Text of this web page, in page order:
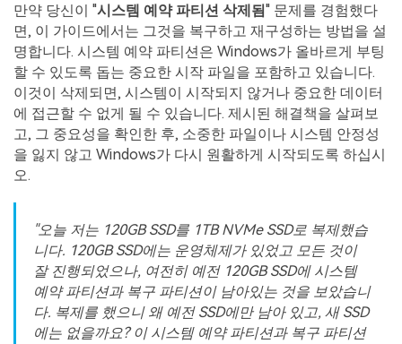
무료 체험
기타 프로그램
Repairit - 데이터 복구
모든 기능 확인하기
만약 당신이 "시스템 예약 파티션 삭제됨" 문제를 경험했다
면, 이 가이드에서는 그것을 복구하고 재구성하는 방법을 설
명합니다. 시스템 예약 파티션은 Windows가 올바르게 부팅
할 수 있도록 돕는 중요한 시작 파일을 포함하고 있습니다.
이것이 삭제되면, 시스템이 시작되지 않거나 중요한 데이터
에 접근할 수 없게 될 수 있습니다. 제시된 해결책을 살펴보
고, 그 중요성을 확인한 후, 소중한 파일이나 시스템 안정성
을 잃지 않고 Windows가 다시 원활하게 시작되도록 하십시
오.
"오늘 저는 120GB SSD를 1TB NVMe SSD로 복제했습
니다. 120GB SSD에는 운영체제가 있었고 모든 것이
잘 진행되었으나, 여전히 예전 120GB SSD에 시스템
예약 파티션과 복구 파티션이 남아있는 것을 보았습니
다. 복제를 했으니 왜 예전 SSD에만 남아 있고, 새 SSD
에는 없을까요? 이 시스템 예약 파티션과 복구 파티션